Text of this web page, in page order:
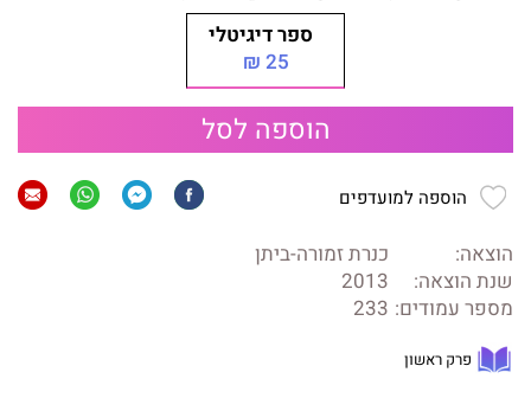
ספר דיגיטלי
25 ₪
הוספה לסל
הוספה למועדפים
הוצאה:
כנרת זמורה-ביתן
שנת הוצאה:
2013
מספר עמודים: 233
פרק ראשון